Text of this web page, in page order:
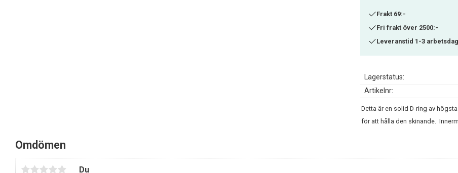
Frakt 69:-
Fri frakt över 2500:-
Leveranstid 1-3
Lagerstatus
Artikelnr
Detta är en solid D-ring av
för att hålla den skinande.
Omdömen
Du